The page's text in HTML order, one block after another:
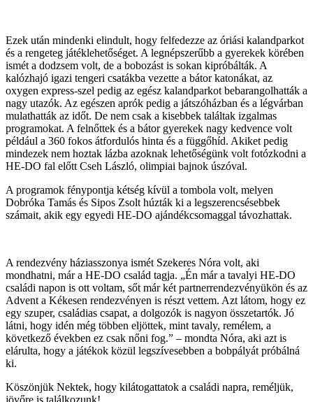
Ezek után mindenki elindult, hogy felfedezze az óriási kalandparkot
és a rengeteg játéklehetőséget. A legnépszerűbb a gyerekek körében
ismét a dodzsem volt, de a bobozást is sokan kipróbálták. A
kalózhajó igazi tengeri csatákba vezette a bátor katonákat, az
oxygen express-szel pedig az egész kalandparkot bebarangolhatták a
nagy utazók. Az egészen aprók pedig a játszóházban és a légvárban
mulathatták az időt. De nem csak a kisebbek találtak izgalmas
programokat. A felnőttek és a bátor gyerekek nagy kedvence volt
például a 360 fokos átfordulós hinta és a függőhíd. Akiket pedig
mindezek nem hoztak lázba azoknak lehetőségünk volt fotózkodni a
HE-DO fal előtt Cseh László, olimpiai bajnok úszóval.
A programok fénypontja kétség kívül a tombola volt, melyen
Dobróka Tamás és Sipos Zsolt húzták ki a legszerencsésebbek
számait, akik egy egyedi HE-DO ajándékcsomaggal távozhattak.
A rendezvény háziasszonya ismét Szekeres Nóra volt, aki
mondhatni, már a HE-DO család tagja. „Én már a tavalyi HE-DO
családi napon is ott voltam, sőt már két partnerrendezvényükön és az
Advent a Kékesen rendezvényen is részt vettem. Azt látom, hogy ez
egy szuper, családias csapat, a dolgozók is nagyon összetartók. Jó
látni, hogy idén még többen eljöttek, mint tavaly, remélem, a
következő években ez csak nőni fog.” – mondta Nóra, aki azt is
elárulta, hogy a játékok közül legszívesebben a bobpályát próbálná
ki.
Köszönjük Nektek, hogy kilátogattatok a családi napra, reméljük,